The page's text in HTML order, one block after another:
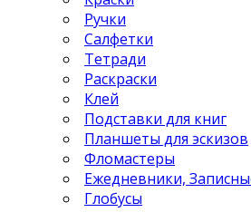
Ручки
Салфетки
Тетради
Раскраски
Клей
Подставки для книг
Планшеты для эскизов
Фломастеры
Ежедневники,
Глобусы